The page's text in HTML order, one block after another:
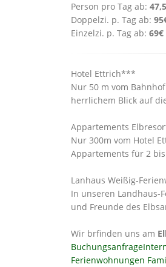
Person pro Tag ab:
Doppelzi. p. Tag ab:
Einzelzi. p. Tag ab: 69€
Hotel Ettrich***
Nur 50 m vom
herrlichem Blick auf
Appartements
Nur 300m vom Hotel
Appartements für 2
Lanhaus Weißig-
In unseren Landhaus-
und Freunde des
Wir brfinden uns am
Buchungsanfrage
Ferienwohnungen